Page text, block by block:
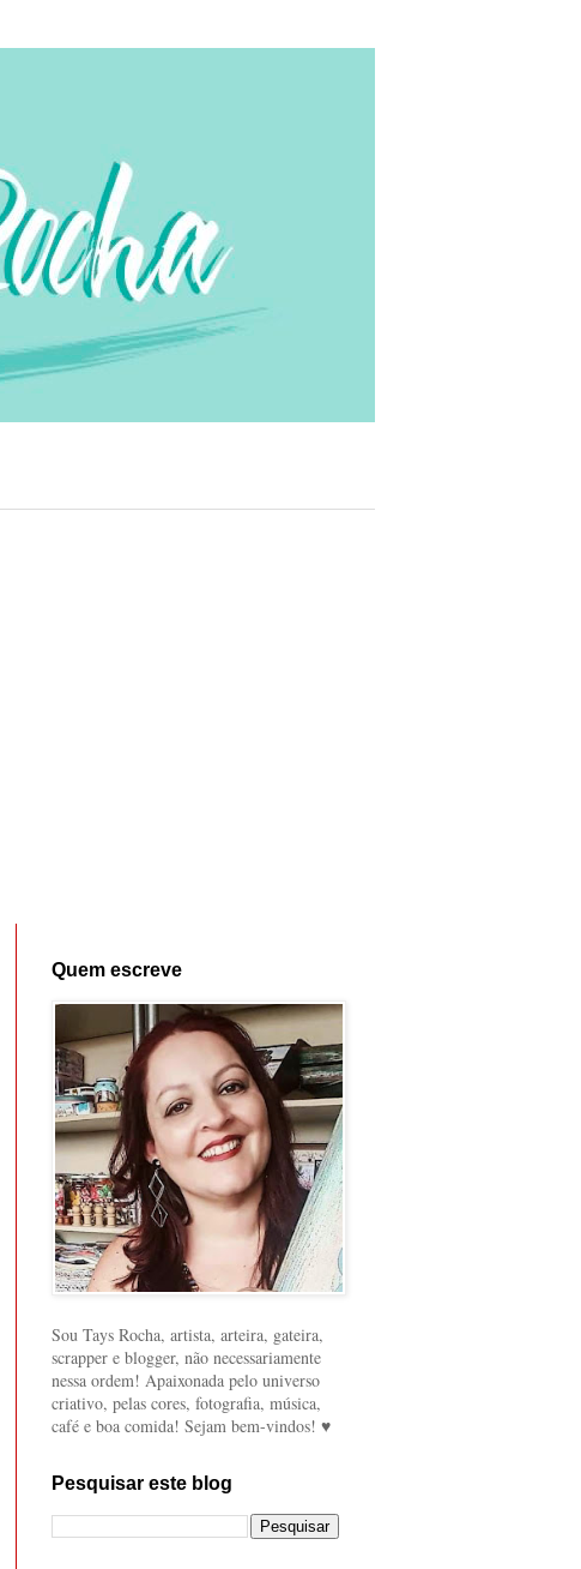
Quem escreve
Sou Tays Rocha, artista, arteira, gateira,
scrapper e blogger, não necessariamente
nessa ordem! Apaixonada pelo universo
criativo, pelas cores, fotografia, música,
café e boa comida! Sejam bem-vindos! ♥
Pesquisar este blog